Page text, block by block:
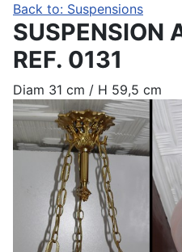
Back to: Suspensions
SUSPENSION
REF. 0131
Diam 31 cm / H 59,5 cm